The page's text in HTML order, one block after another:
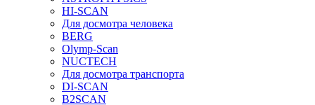
HI-SCAN
Для досмотра человека
BERG
Olymp-Scan
NUCTECH
Для досмотра транспорта
DI-SCAN
B2SCAN